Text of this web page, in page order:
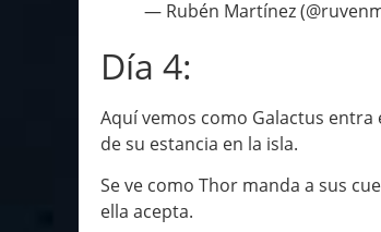
— Rubén Martínez
Día 4:
Aquí vemos como Galactus
de su estancia en la isla.
Se ve como Thor manda a sus
ella acepta.